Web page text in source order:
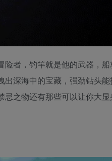
险者，钓竿就是他的武器，
深海中的宝藏，强劲钻头能
之物还有那些可以让你大显